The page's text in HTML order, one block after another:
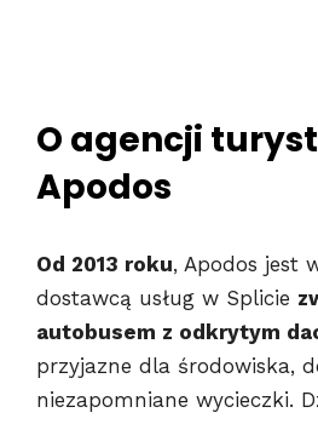
O agencji
Apodos
Od 2013 roku, Apodos jest
dostawcą usług w Splicie
autobusem z odkrytym
przyjazne dla środowiska,
niezapomniane wycieczki.